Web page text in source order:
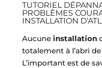
TUTORIEL
PROBLÈMES
INSTALLATION
Aucune installation
totalement à l’abri
L’important est de